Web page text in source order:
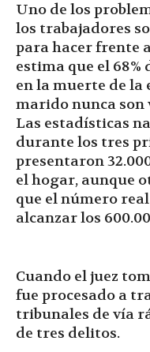
Uno de los
los trabajadores
para hacer frente
estima que el 68%
en la muerte de la
marido nunca son
Las estadísticas
durante los tres
presentaron
el hogar, aunque
que el número
alcanzar los
Cuando el juez
fue procesado a
tribunales de vía
de tres delitos.